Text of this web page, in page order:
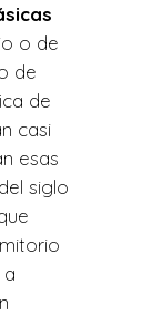
o de
de
de
casi
esas
siglo